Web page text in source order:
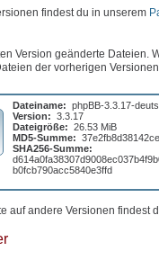
findest du in unserem
Version geänderte Dateien.
der vorherigen
Dateiname: phpBB-3.3.17-
Version: 3.3.17
Dateigröße: 26.53 MiB
MD5-Summe:
SHA256-Summe:
b0fcb790acc5840e3ffd
auf andere Versionen findest